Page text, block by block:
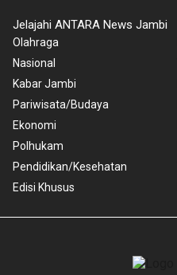
Jelajahi ANTARA News Jambi
Olahraga
Nasional
Kabar Jambi
Pariwisata/Budaya
Ekonomi
Polhukam
Pendidikan/Kesehatan
Edisi Khusus